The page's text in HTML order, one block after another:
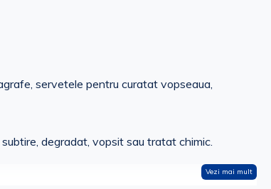
servetele pentru curatat vopseaua,
degradat, vopsit sau tratat chimic.
Vezi mai mult